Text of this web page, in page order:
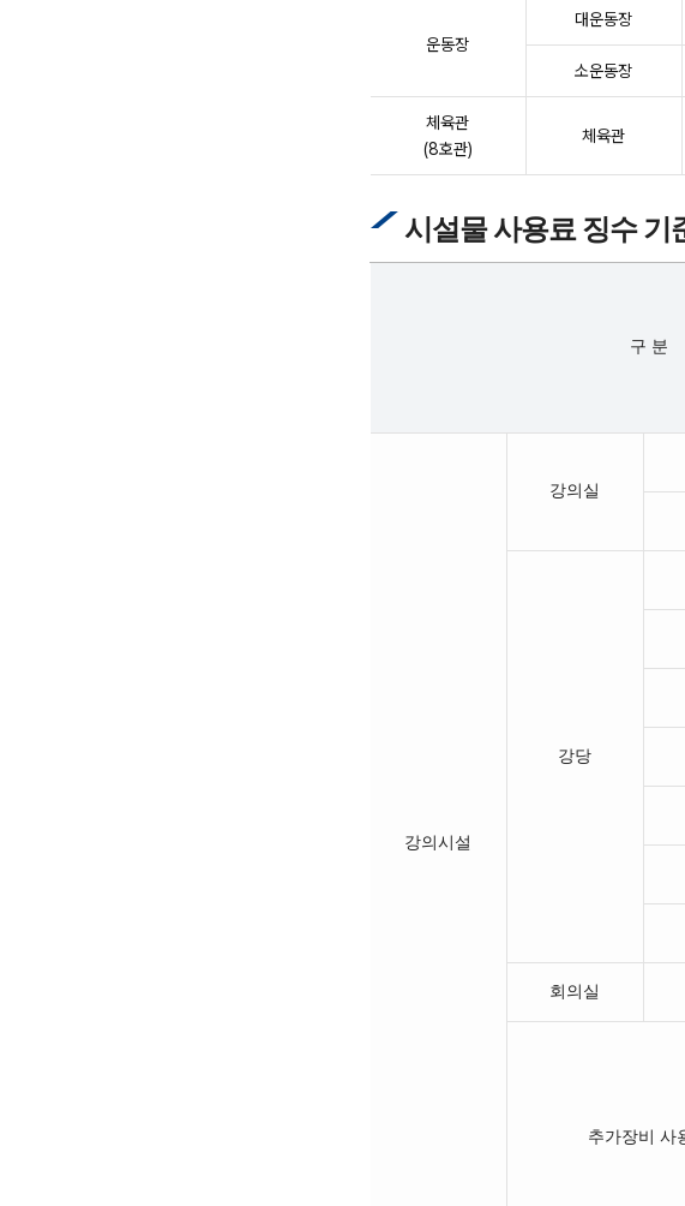
운동장
대운동장
소운동장
체육관
(8호관)
체육관
시설물 사용료 징수 기
구 분
강의시설
강의실
강당
회의실
추가장비 사